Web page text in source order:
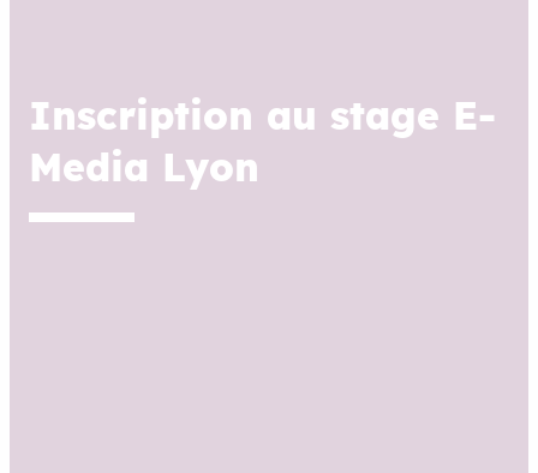
Inscription au stage E-
Media Lyon